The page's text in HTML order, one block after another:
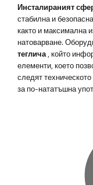
Инсталираният
стабилна и
както и максимална
натоварване.
теглича, който
елементи, което
следят
за по-нататъшна